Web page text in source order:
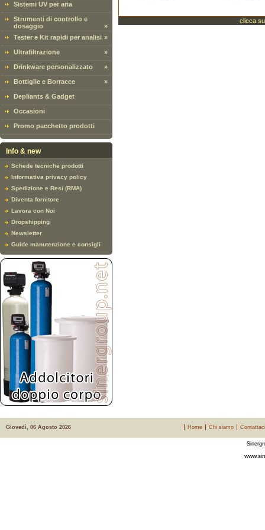
Sistemi UV per aria
Strumenti di controllo e
dosaggio
»
Tester e Kit rapidi per analisi »
Ultrafiltrazione »
Drinkware personalizzato »
Bottiglie e Borracce »
Depliants & Gadget
Occasioni
Promo pacchetto prodotti
Info & new
Schede tecniche prodotti
Informativa privacy policy
Spedizione e Resi (RMA)
Diventa fornitore
Lavora con Noi
Dropshipping
Newsletter
Guide manutenzione e consigli
clicca
Giovedì, 06 Agosto 2026 Home Chi siamo Contattaci